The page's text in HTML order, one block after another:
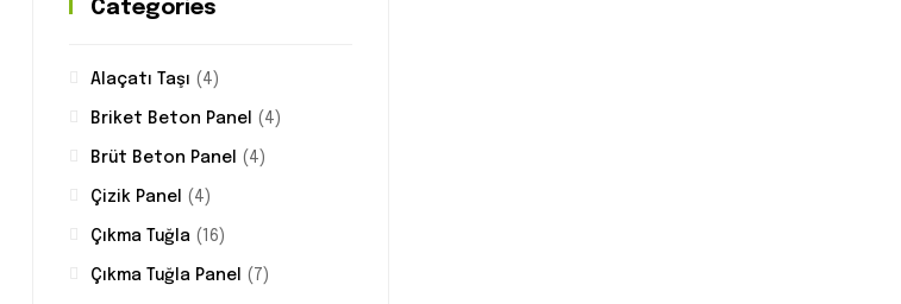
Categories
Alaçatı Taşı (4)
Briket Beton Panel (4)
Brüt Beton Panel (4)
Çizik Panel (4)
Çıkma Tuğla (16)
Çıkma Tuğla Panel (7)